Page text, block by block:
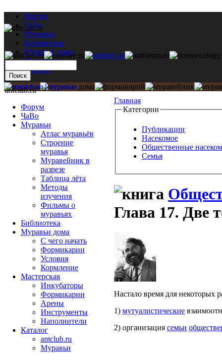
Форум
ЧаВо
Муравьи
Библиотека
Муравьи дома
Мастерская
Каталог
Главная
Категории
Публикации
Насекомое
Общественные
Семья
Глава 17. Две
Настало время для
1) мутуалистические
2) организация семьи
antclub.ru
Форум
ЧаВо
Муравьи
Атлас муравьёв
Строение
муравья
Муравейник в
разрезе
Таблица лёта
Методы
изучения
Фильмы о
муравьях
Библиотека
Муравьи дома
С чего начать
Формикарии
Условия
Кормление
Мастерская
Инкубаторы
Формикарии
Арены
Инструменты
Наполнители
Каталог
antclub.ru
Муравьи